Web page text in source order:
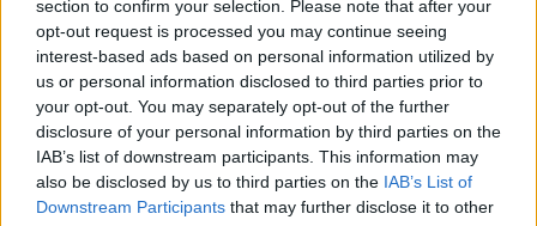
section to confirm your selection. Please note that after your
opt-out request is processed you may continue seeing
interest-based ads based on personal information utilized by
us or personal information disclosed to third parties prior to
your opt-out. You may separately opt-out of the further
disclosure of your personal information by third parties on the
IAB’s list of downstream participants. This information may
also be disclosed by us to third parties on the IAB’s List of
Downstream Participants that may further disclose it to other